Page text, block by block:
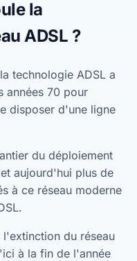
la
ADSL ?
technologie ADSL a
années 70 pour
disposer d'une ligne
du déploiement
aujourd'hui plus de
à ce réseau moderne
du réseau
à la fin de l'année